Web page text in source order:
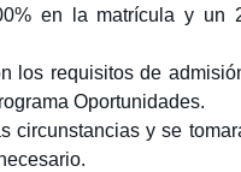
en la matrícula y un
los requisitos de
Oportunidades.
circunstancias y se